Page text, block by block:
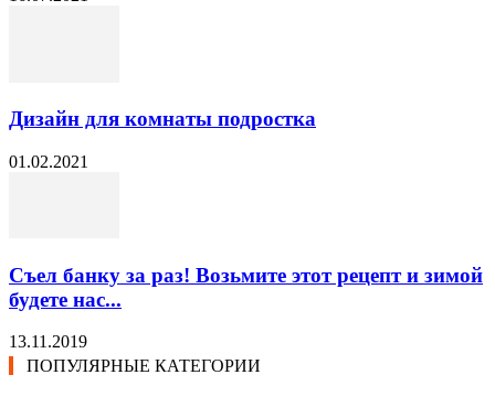
Дизайн для комнаты подростка
01.02.2021
Съел банку за раз! Возьмите этот рецепт и зимой
будете нас...
13.11.2019
ПОПУЛЯРНЫЕ КАТЕГОРИИ